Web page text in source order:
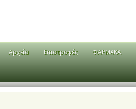
Αρχεία Επιστροφές ΦΑΡΜΑΚΑ